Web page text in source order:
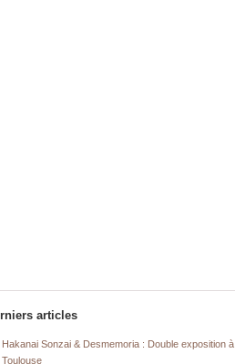
articles
Hakanai Sonzai & Desmemoria : Double exposition à
Toulouse